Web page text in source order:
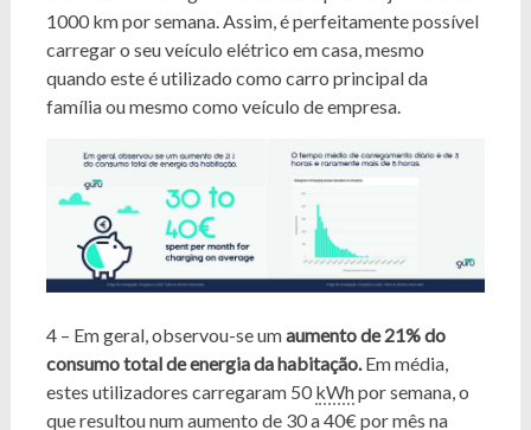
1000 km por semana. Assim, é perfeitamente possível
carregar o seu veículo elétrico em casa, mesmo
quando este é utilizado como carro principal da
família ou mesmo como veículo de empresa.
4 – Em geral, observou-se umaumento de 21% do
consumo total de energia da habitação.Em média,
estes utilizadores carregaram 50 kWhpor semana, o
que resultou num aumento de 30 a 40€ por mês na